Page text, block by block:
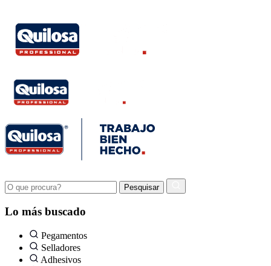
Lo más buscado
Pegamentos
Selladores
Adhesivos